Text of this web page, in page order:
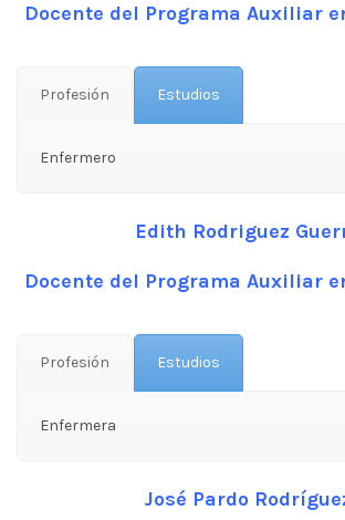
Docente del Programa Auxiliar
Profesión Estudios
Enfermero
Edith Rodriguez
Docente del Programa Auxiliar
Profesión Estudios
Enfermera
José Pardo